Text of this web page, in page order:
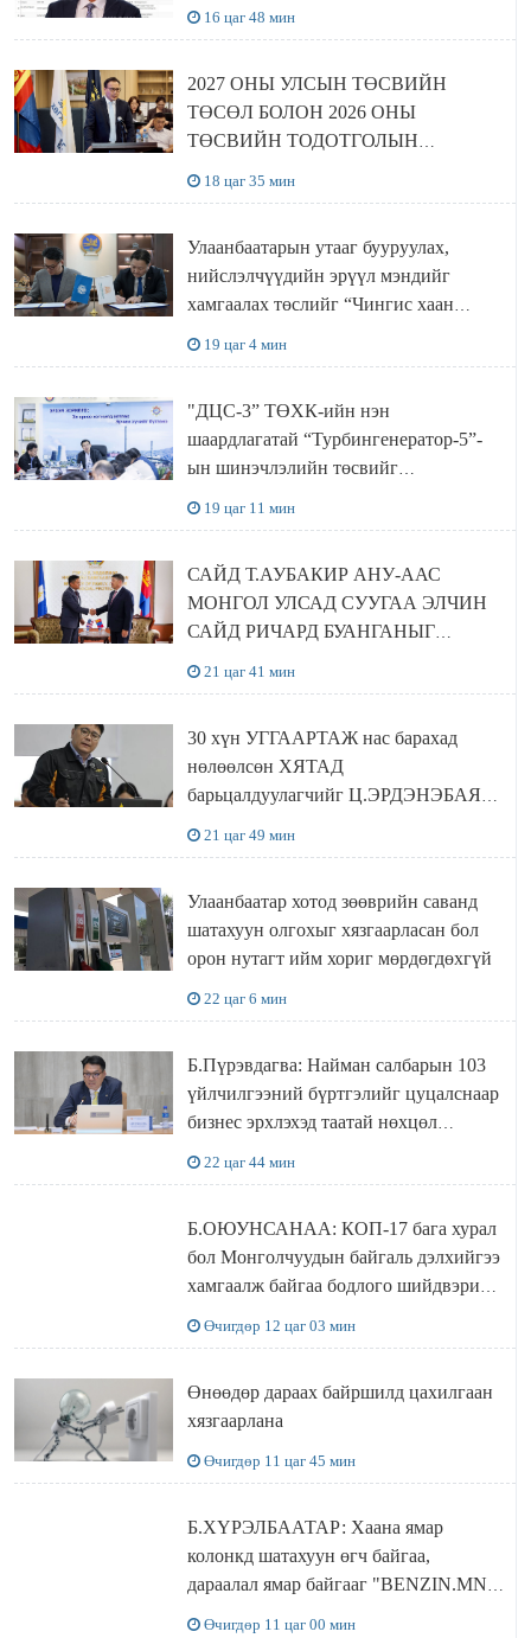
16 цаг 48 мин
2027 ОНЫ УЛСЫН ТӨСВИЙН
ТӨСӨЛ БОЛОН 2026 ОНЫ
ТӨСВИЙН ТОДОТГОЛЫН
18 цаг 35 мин
Улаанбаатарын утааг бууруулах,
нийслэлчүүдийн эрүүл мэндийг
хамгаалах төслийг “Чингис хаан
19 цаг 4 мин
"ДЦС-3” ТӨХК-ийн нэн
шаардлагатай “Турбингенератор-5”-
ын шинэчлэлийн төсвийг
19 цаг 11 мин
САЙД Т.АУБАКИР АНУ-ААС
МОНГОЛ УЛСАД СУУГАА ЭЛЧИН
САЙД РИЧАРД БУАНГАНЫГ
21 цаг 41 мин
30 хүн УГГААРТАЖ нас барахад
нөлөөлсөн ХЯТАД
барьцалдуулагчийг Ц.ЭРДЭНЭБАЯР
21 цаг 49 мин
Улаанбаатар хотод зөөврийн саванд
шатахуун олгохыг хязгаарласан бол
орон нутагт ийм хориг мөрдөгдөхгүй
22 цаг 6 мин
Б.Пүрэвдагва: Найман салбарын 103
үйлчилгээний бүртгэлийг цуцалснаар
бизнес эрхлэхэд таатай нөхцөл
22 цаг 44 мин
Б.ОЮУНСАНАА: КОП-17 бага хурал
бол Монголчуудын байгаль дэлхийгээ
хамгаалж байгаа бодлого шийдвэрийг
Өчигдөр 12 цаг 03 мин
Өнөөдөр дараах байршилд цахилгаан
хязгаарлана
Өчигдөр 11 цаг 45 мин
Б.ХҮРЭЛБААТАР: Хаана ямар
колонкд шатахуун өгч байгаа,
дараалал ямар байгааг "BENZIN.MN”
Өчигдөр 11 цаг 00 мин